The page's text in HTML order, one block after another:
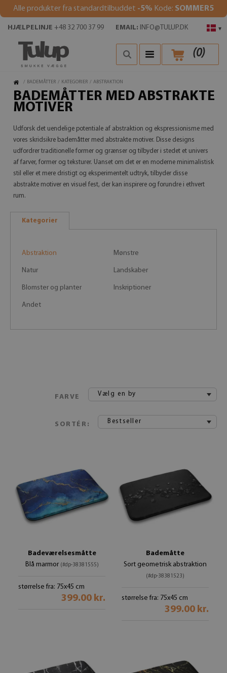
Alle produkter fra standardtilbuddet -5% Kode: SOMMER5
▾
HJÆLPELINJE +48 32 700 37 99 EMAIL: INFO@TULUP.DK
(0)
/ BADEMÅTTER / KATEGORIER / ABSTRAKTION
BADEMÅTTER MED ABSTRAKTE
MOTIVER
Udforsk det uendelige potentiale af abstraktion og ekspressionisme med
vores skridsikre bademåtter med abstrakte motiver. Disse designs
udfordrer traditionelle former og grænser og tilbyder i stedet et univers
af farver, former og teksturer. Uanset om det er en moderne minimalistisk
stil eller et mere dristigt og eksperimentelt udtryk, tilbyder disse
abstrakte motiver en visuel fest, der kan inspirere og forundre i ethvert
rum.
Kategorier
Abstraktion Mønstre
Natur Landskaber
Blomster og planter Inskriptioner
Andet
FARVE Vælg en by
SORTÉR: Bestseller
Badeværelsesmåtte
Blå marmor (#dp-38381555)
størrelse fra: 75x45 cm
399.00 kr.
Bademåtte
Sort geometrisk abstraktion
(#dp-38381523)
størrelse fra: 75x45 cm
399.00 kr.